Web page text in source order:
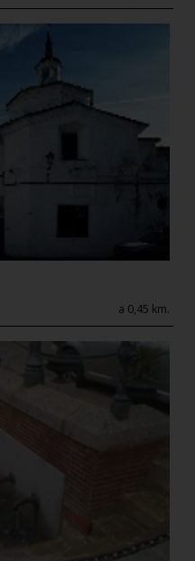
a 0,45 km.